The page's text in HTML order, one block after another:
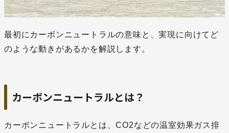
最初にカーボンニュートラルの意味と、実現に向けてど
のような動きがあるかを解説します。
カーボンニュートラルとは？
カーボンニュートラルとは、CO2などの温室効果ガス排